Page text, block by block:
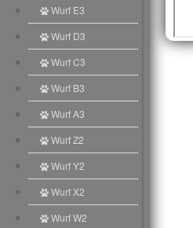
Wurf E3
Wurf D3
Wurf C3
Wurf B3
Wurf A3
Wurf Z2
Wurf Y2
Wurf X2
Wurf W2